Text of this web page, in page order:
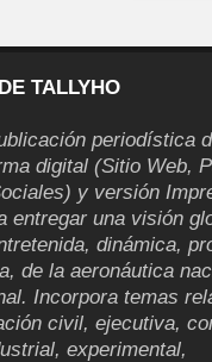
TALLYHO
periodística
digital (Sitio Web,
y versión
entregar una visión
dinámica,
de la aeronáutica
Incorpora temas
civil, ejecutiva,
experimental,